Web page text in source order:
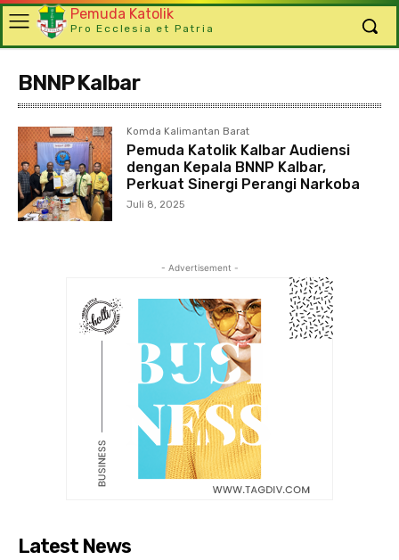
Pemuda Katolik
Pro Ecclesia et Patria
BNNP Kalbar
Komda Kalimantan Barat
Pemuda Katolik Kalbar Audiensi
dengan Kepala BNNP Kalbar,
Perkuat Sinergi Perangi Narkoba
Juli 8, 2025
- Advertisement -
Latest News